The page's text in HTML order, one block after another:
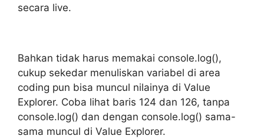
secara live.
Bahkan tidak harus memakai console.log(),
cukup sekedar menuliskan variabel di area
coding pun bisa muncul nilainya di Value
Explorer. Coba lihat baris 124 dan 126, tanpa
console.log() dan dengan console.log() sama-
sama muncul di Value Explorer.